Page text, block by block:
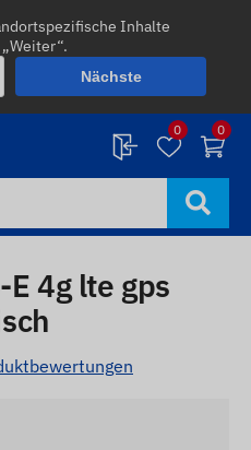
Inhalte
Nächste
0 0
E 4g lte gps